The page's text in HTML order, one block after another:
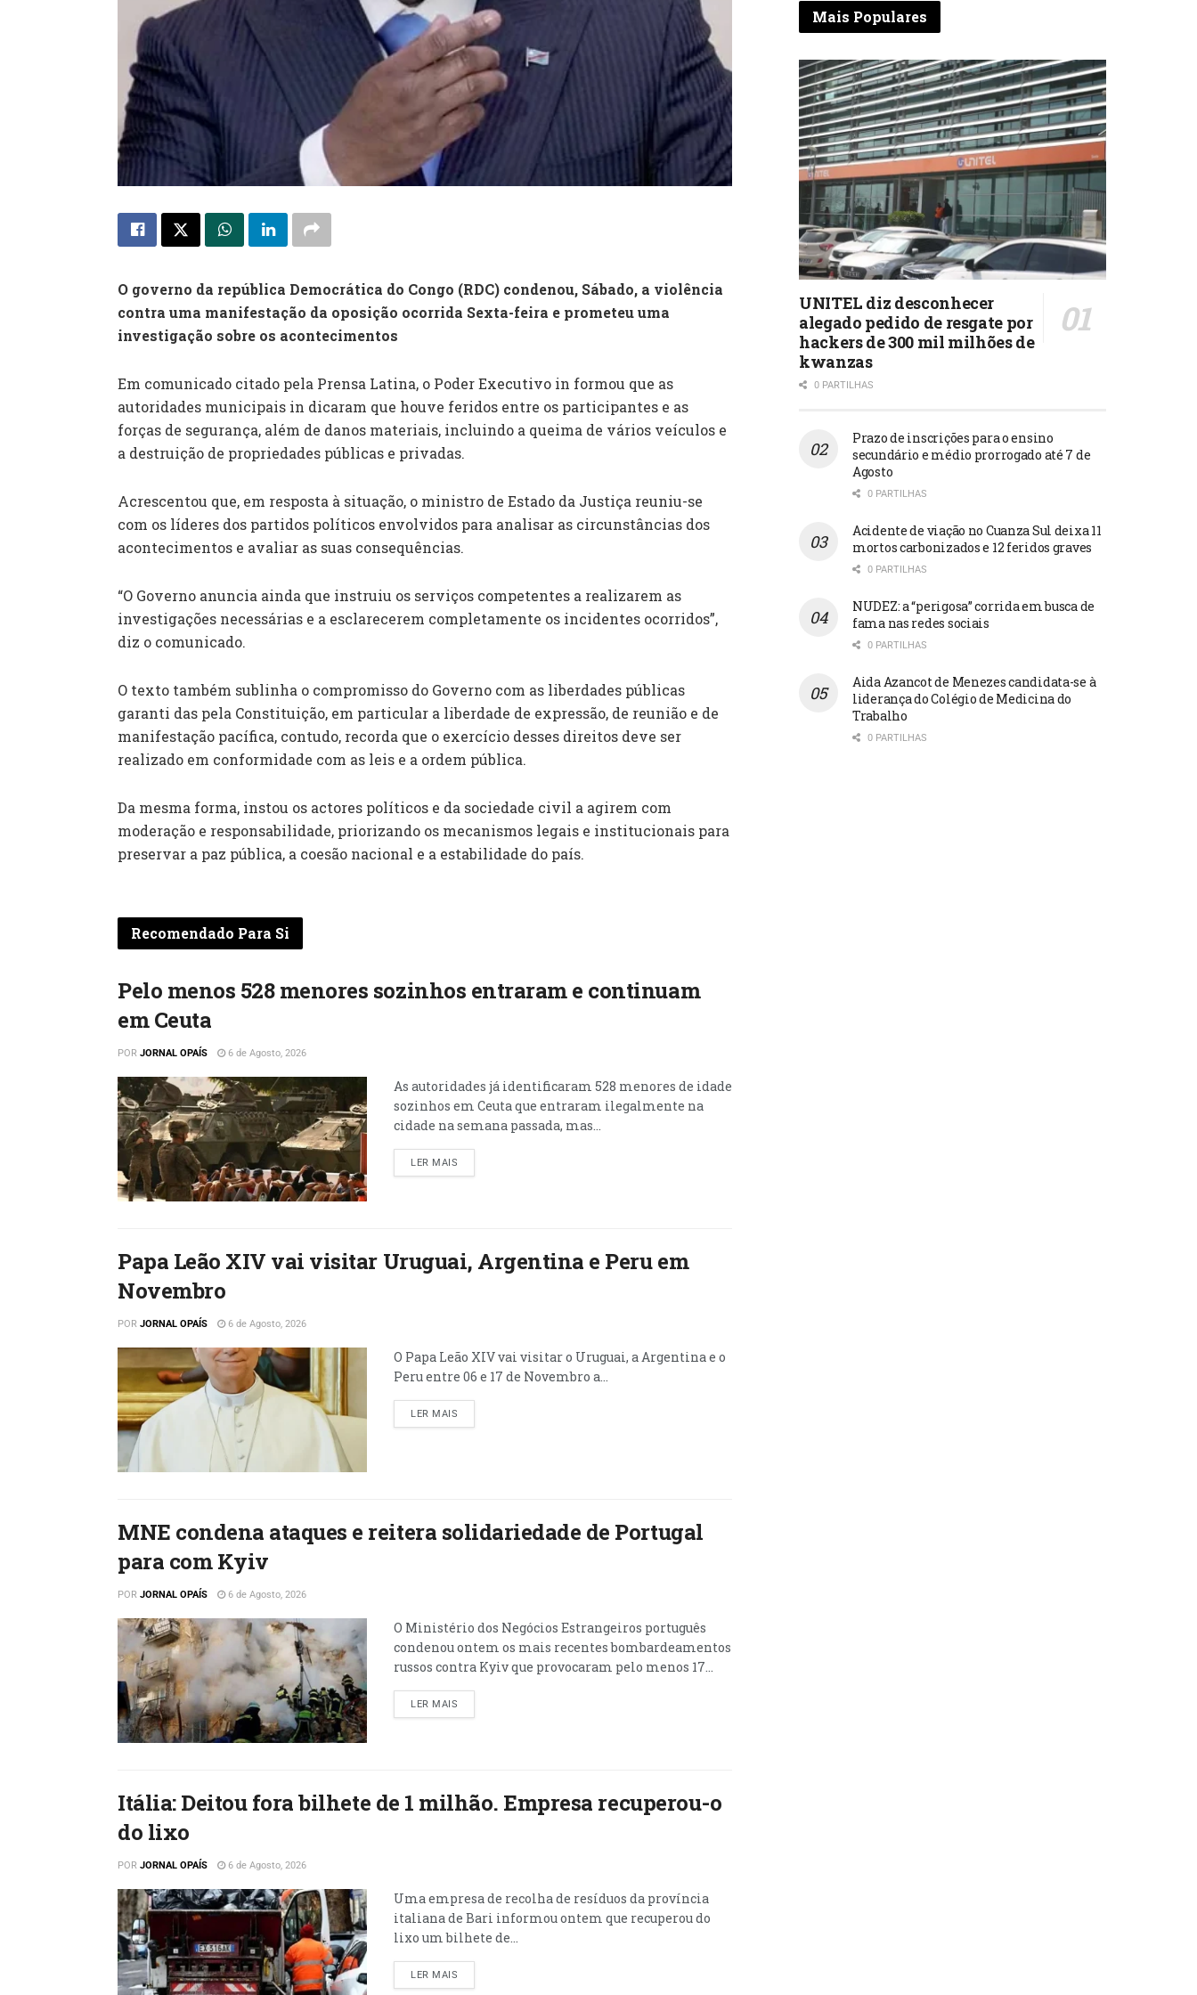
O governo da república Democrática do Congo (RDC) condenou, Sábado, a violência
contra uma manifestação da oposição ocorrida Sexta-feira e prometeu uma
investigação sobre os acontecimentos
Em comunicado citado pela Prensa Latina, o Poder Executivo in formou que as
autoridades municipais in dicaram que houve feridos entre os participantes e as
forças de segurança, além de danos materiais, incluindo a queima de vários veículos e
a destruição de propriedades públicas e privadas.
Acrescentou que, em resposta à situação, o ministro de Estado da Justiça reuniu-se
com os líderes dos partidos políticos envolvidos para analisar as circunstâncias dos
acontecimentos e avaliar as suas consequências.
“O Governo anuncia ainda que instruiu os serviços competentes a realizarem as
investigações necessárias e a esclarecerem completamente os incidentes ocorridos”,
diz o comunicado.
O texto também sublinha o compromisso do Governo com as liberdades públicas
garanti das pela Constituição, em particular a liberdade de expressão, de reunião e de
manifestação pacífica, contudo, recorda que o exercício desses direitos deve ser
realizado em conformidade com as leis e a ordem pública.
Da mesma forma, instou os actores políticos e da sociedade civil a agirem com
moderação e responsabilidade, priorizando os mecanismos legais e institucionais para
preservar a paz pública, a coesão nacional e a estabilidade do país.
Recomendado Para Si
Pelo menos 528 menores sozinhos entraram e continuam
em Ceuta
POR JORNAL OPAÍS 6 de Agosto, 2026
As autoridades já identificaram 528 menores de idade
sozinhos em Ceuta que entraram ilegalmente na
cidade na semana passada, mas...
LER MAIS
Papa Leão XIV vai visitar Uruguai, Argentina e Peru em
Novembro
POR JORNAL OPAÍS 6 de Agosto, 2026
O Papa Leão XIV vai visitar o Uruguai, a Argentina e o
Peru entre 06 e 17 de Novembro a...
LER MAIS
MNE condena ataques e reitera solidariedade de Portugal
para com Kyiv
POR JORNAL OPAÍS 6 de Agosto, 2026
O Ministério dos Negócios Estrangeiros português
condenou ontem os mais recentes bombardeamentos
russos contra Kyiv que provocaram pelo menos 17...
LER MAIS
Itália: Deitou fora bilhete de 1 milhão. Empresa recuperou-o
do lixo
POR JORNAL OPAÍS 6 de Agosto, 2026
Uma empresa de recolha de resíduos da província
italiana de Bari informou ontem que recuperou do
lixo um bilhete de...
LER MAIS
Mais Populares
UNITEL diz desconhecer
alegado pedido de resgate por
hackers de 300 mil milhões de
kwanzas
0 PARTILHAS
Prazo de inscrições para o ensino
secundário e médio prorrogado até 7 de
Agosto
0 PARTILHAS
Acidente de viação no Cuanza Sul deixa 11
mortos carbonizados e 12 feridos graves
0 PARTILHAS
NUDEZ: a “perigosa” corrida em busca de
fama nas redes sociais
0 PARTILHAS
Aida Azancot de Menezes candidata-se à
liderança do Colégio de Medicina do
Trabalho
0 PARTILHAS